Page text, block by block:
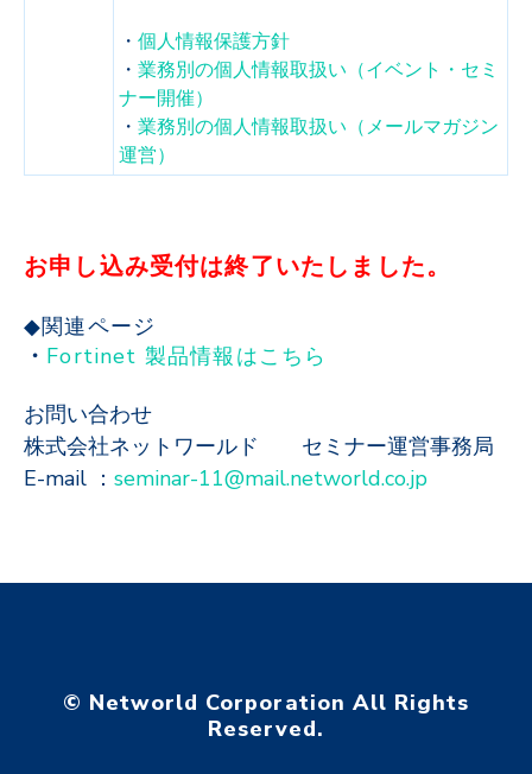
・ 個人情報保護方針
・ 業務別の個人情報取扱い（イベント・セミ
ナー開催）
・ 業務別の個人情報取扱い（メールマガジン
運営）
お申し込み受付は終了いたしました。
◆関連ページ
・ Fortinet 製品情報はこちら
お問い合わせ
株式会社ネットワールド セミナー運営事務局
E-mail ： seminar-11@mail.networld.co.jp
© Networld Corporation All Rights
Reserved.